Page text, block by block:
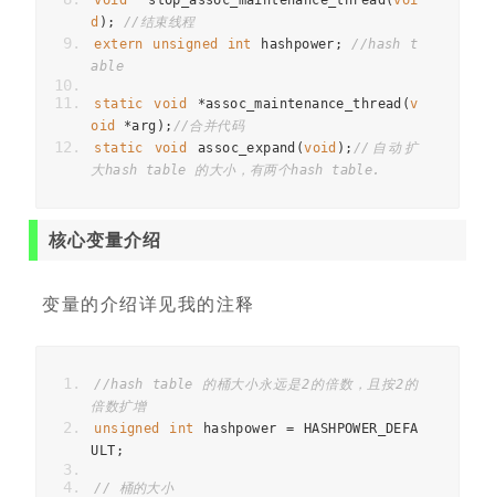
d );
//结束线程
extern
unsigned int hashpower ;
//hash t
able
static void *assoc_maintenance_thread (v
oid
*arg ); //合并代码
static
void assoc_expand (void ); //自动扩
大hash table 的大小，有两个hash table.
核心变量介绍
变量的介绍详见我的注释
//hash table 的桶大小永远是2的倍数，且按2的
倍数扩增
unsigned
int hashpower = HASHPOWER_DEFA
ULT ;
// 桶的大小